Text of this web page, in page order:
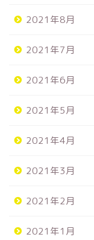
2021年8月
2021年7月
2021年6月
2021年5月
2021年4月
2021年3月
2021年2月
2021年1月